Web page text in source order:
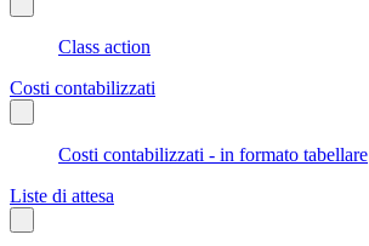
Class action
Costi contabilizzati
Costi contabilizzati - in formato tabellare
Liste di attesa